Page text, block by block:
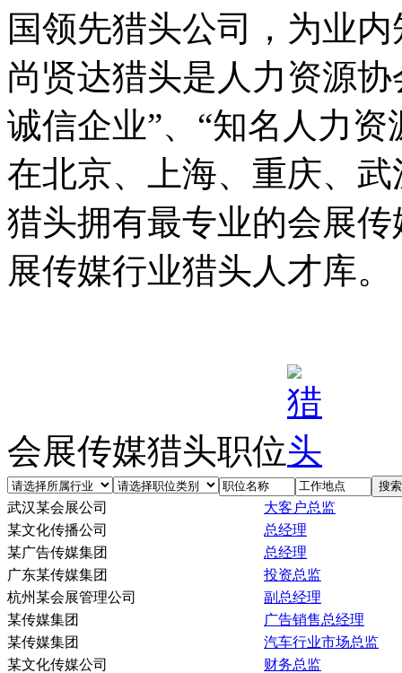
国领先猎头公司，为业
尚贤达猎头是人力资源
诚信企业”、“知名人力
在北京、上海、重庆、
猎头拥有最专业的会展
展传媒行业猎头人才库。
会展传媒猎头职位
武汉某会展公司
大客户总监
某文化传播公司
总经理
某广告传媒集团
总经理
广东某传媒集团
投资总监
杭州某会展管理公司
副总经理
某传媒集团
广告销售总经理
某传媒集团
汽车行业市场总监
某文化传媒公司
财务总监